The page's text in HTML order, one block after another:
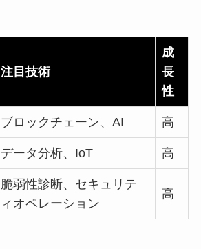
注目技術
成
長
性
ブロックチェーン、AI 高
データ分析、IoT 高
脆弱性診断、セキュリテ
ィオペレーション
高